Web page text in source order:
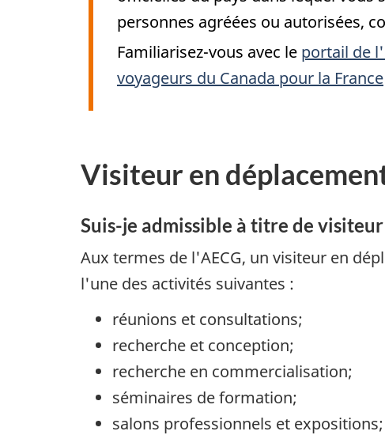
personnes agréées ou autorisées,
Familiarisez-vous avec le portail de
voyageurs du Canada pour la France
Visiteur en
Suis-je admissible à titre de
Aux termes de l'AECG, un visiteur en
l'une des activités suivantes :
réunions et consultations;
recherche et conception;
recherche en commercialisation;
séminaires de formation;
salons professionnels et expositions;